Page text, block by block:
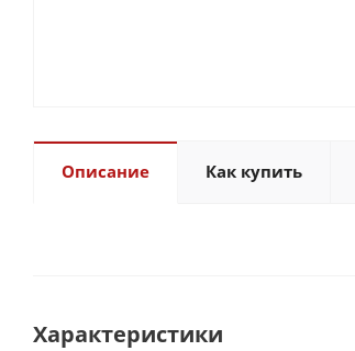
Описание Как купить
Характеристики